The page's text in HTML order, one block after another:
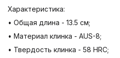
Характеристика:
• Общая длина - 13.5 см;
• Материал клинка - AUS-8;
• Твердость клинка - 58 HRC;